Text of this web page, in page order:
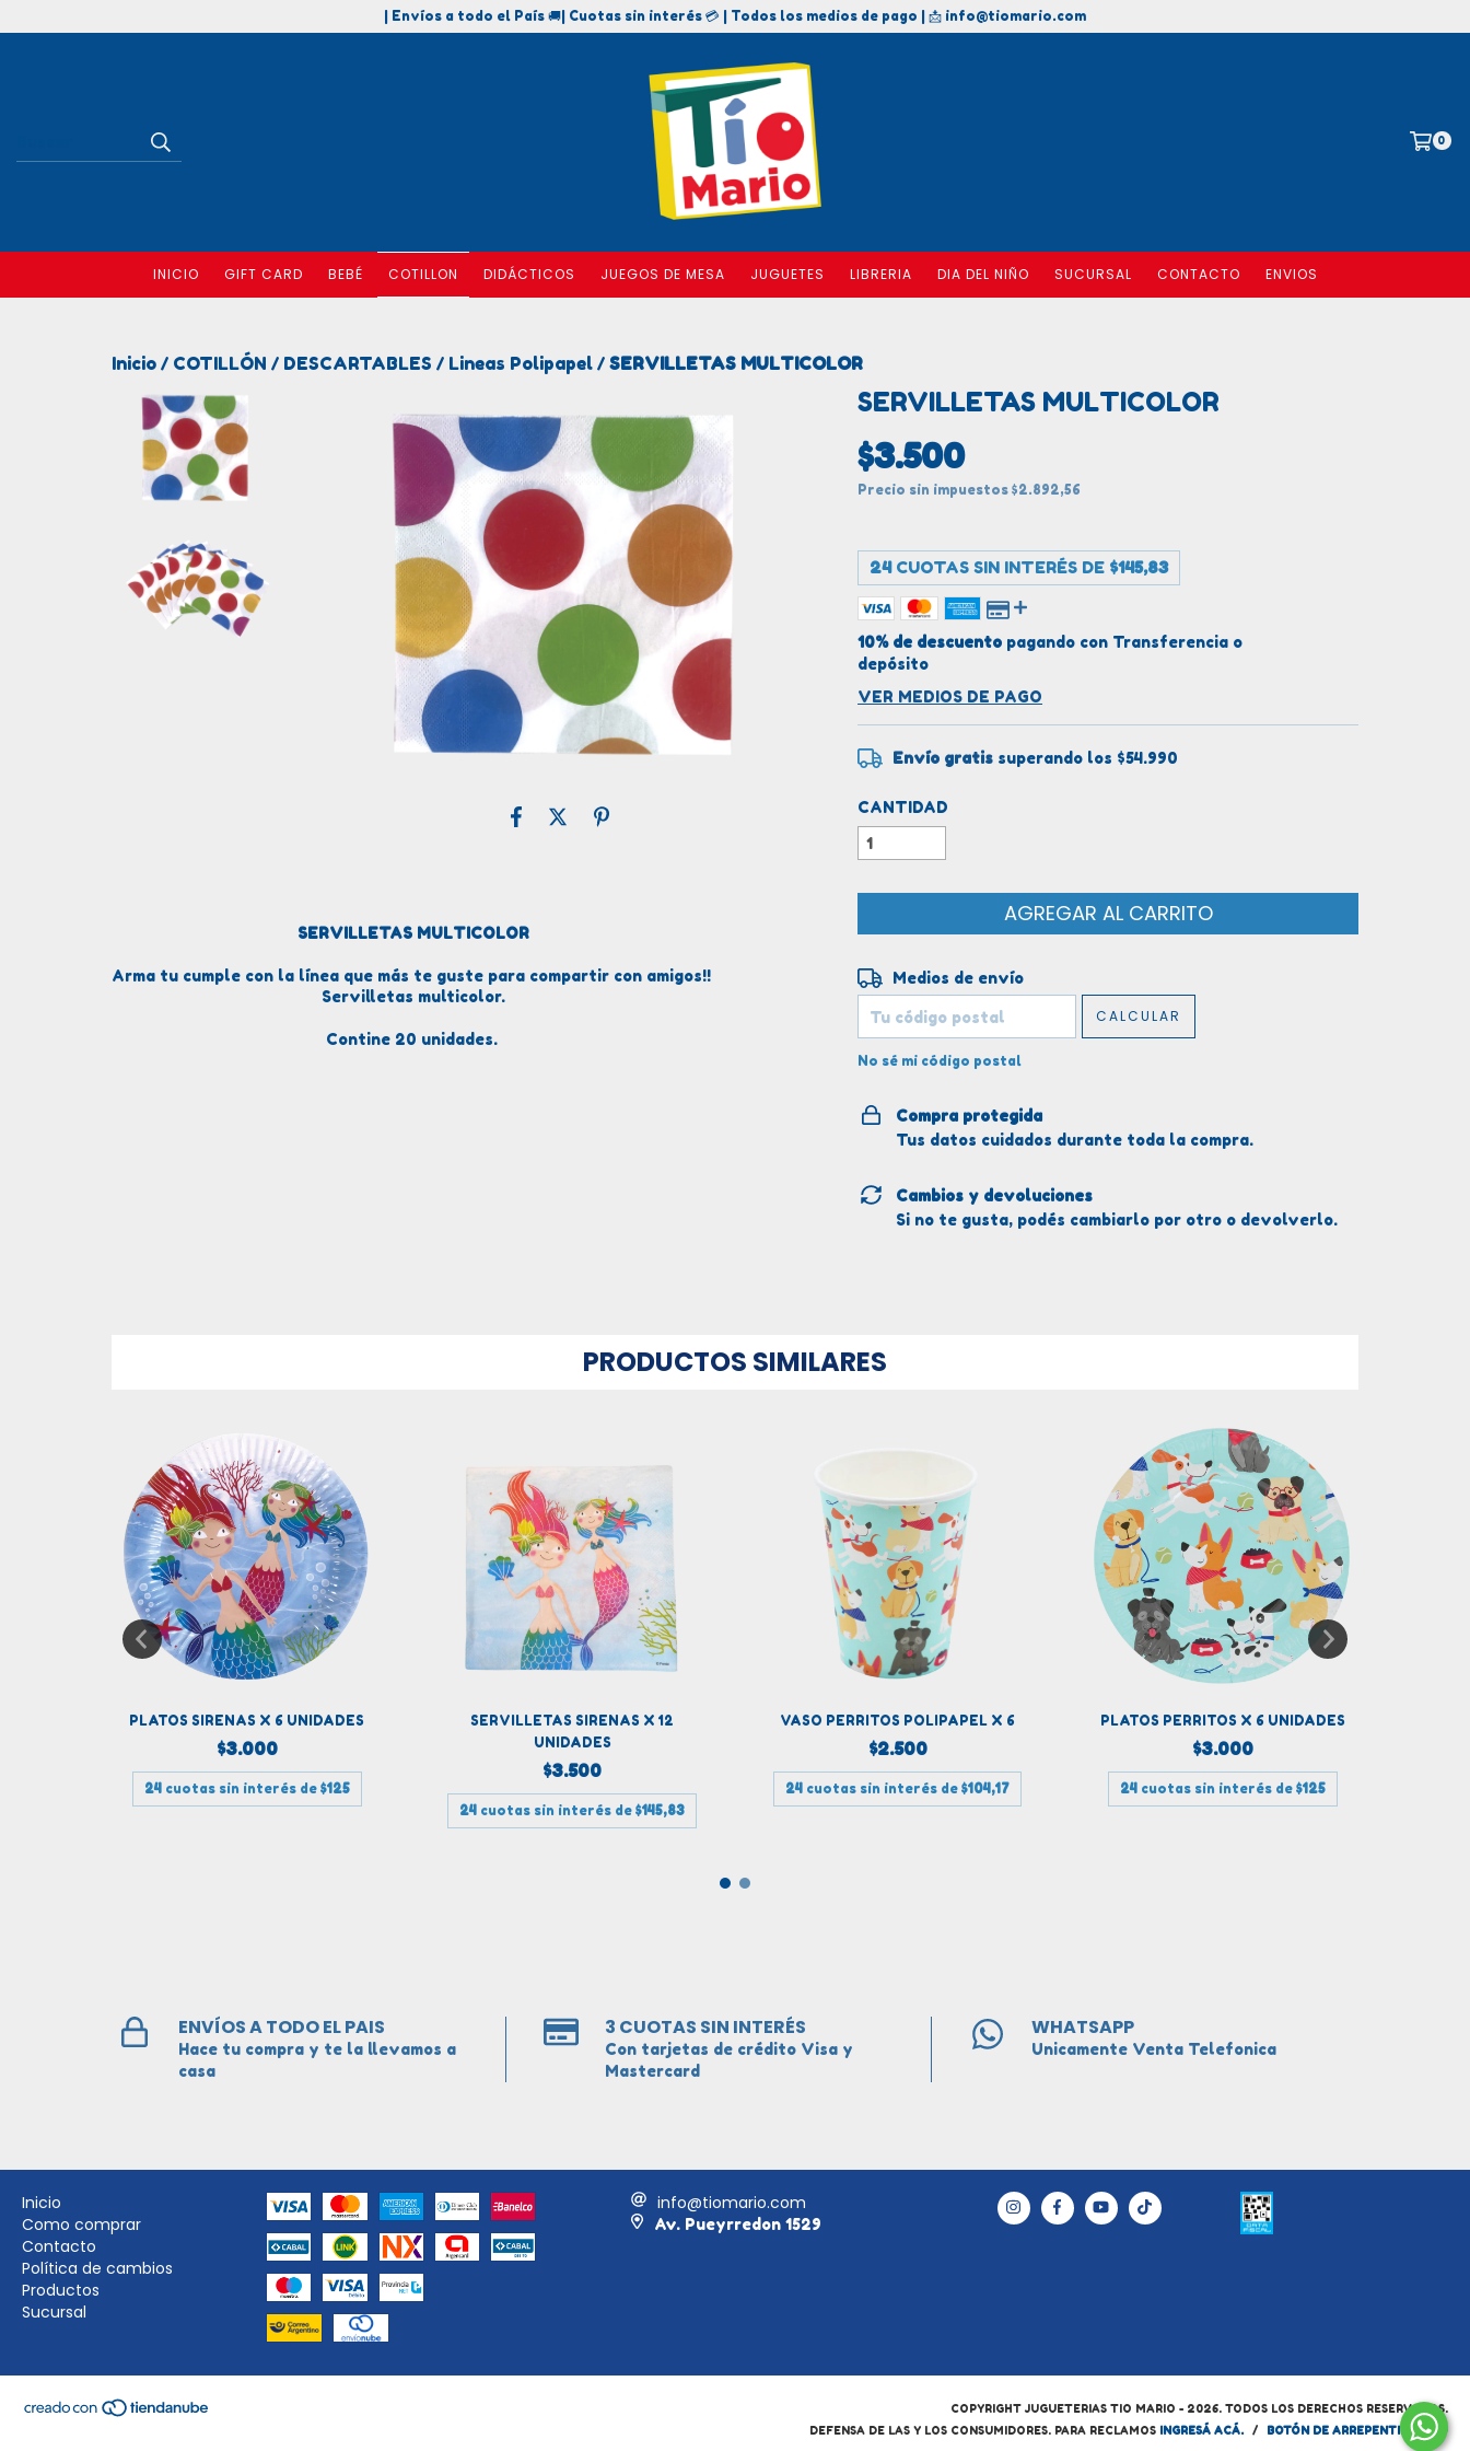
| Envíos a todo el País 🚚| Cuotas sin interés 💳 | Todos los medios de pago | 📩 info@tiomario.com
0
INICIO GIFT CARD BEBÉ COTILLON DIDÁCTICOS JUEGOS DE MESA JUGUETES LIBRERIA DIA DEL NIÑO SUCURSAL CONTACTO ENVIOS
Inicio / COTILLÓN / DESCARTABLES / Lineas Polipapel / SERVILLETAS MULTICOLOR
SERVILLETAS MULTICOLOR
Arma tu cumple con la línea que más te guste para compartir con amigos!!
Servilletas multicolor.
Contine 20 unidades.
SERVILLETAS MULTICOLOR
$3.500
Precio sin impuestos$2.892,56
24 CUOTAS SIN INTERÉS DE $145,83
10% de descuento pagando con Transferencia o
depósito
VER MEDIOS DE PAGO
Envío gratis superando los $54.990
CANTIDAD
Entregas para el CP:
Medios de envío
CALCULAR
No sé mi código postal
Compra protegida
Tus datos cuidados durante toda la compra.
Cambios y devoluciones
Si no te gusta, podés cambiarlo por otro o devolverlo.
PRODUCTOS SIMILARES
PLATOS SIRENAS X 6 UNIDADES
$3.000
24 cuotas sin interés de $125
SERVILLETAS SIRENAS X 12
UNIDADES
$3.500
24 cuotas sin interés de$145,83
VASO PERRITOS POLIPAPEL X 6
$2.500
24 cuotas sin interés de$104,17
PLATOS PERRITOS X 6 UNIDADES
$3.000
24 cuotas sin interés de$125
ENVÍOS A TODO EL PAIS
Hace tu compra y te la llevamos a
casa
3 CUOTAS SIN INTERÉS
Con tarjetas de crédito Visa y
Mastercard
WHATSAPP
Unicamente Venta Telefonica
Inicio
Como comprar
Contacto
Política de cambios
Productos
Sucursal
info@tiomario.com
Av. Pueyrredon 1529
COPYRIGHT JUGUETERIAS TIO MARIO - 2026. TODOS LOS DERECHOS RESERVADOS.
DEFENSA DE LAS Y LOS CONSUMIDORES. PARA RECLAMOS INGRESÁ ACÁ. / BOTÓN DE ARREPENTIMIENTO